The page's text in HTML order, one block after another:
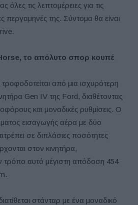
όλες τις λεπτομέρειες για τις
περγαμηνές της. Σύντομα θα είναι
το απόλυτο σπορ κουπέ
από μια ισχυρότερη
Gen IV της Ford, διαθέτοντας
και μοναδικές ρυθμίσεις. Ο
εισαγωγής αέρα με δύο
σε διπλάσιες ποσότητες
στον κινητήρα,
τρόπο αυτό μέγιστη απόδοση 454
στάνταρ με ένα μοναδικό